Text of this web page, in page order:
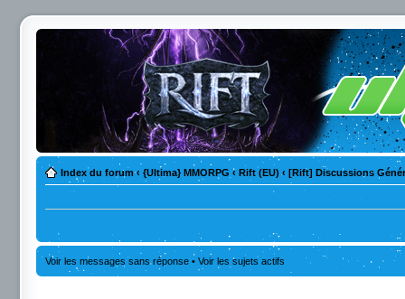
Index du forum ‹ {Ultima} MMORPG ‹ Rift (EU) ‹ [Rift] Discussions
Voir les messages sans réponse • Voir les sujets actifs